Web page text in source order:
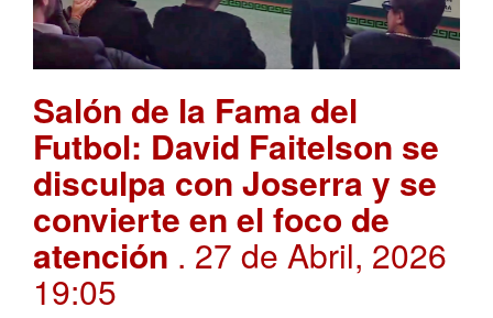
Salón de la Fama del
Futbol: David Faitelson se
disculpa con Joserra y se
convierte en el foco de
atención . 27 de Abril, 2026
19:05